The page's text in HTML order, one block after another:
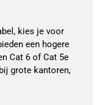
kies je voor
een hogere
Cat 6 of Cat 5e
grote kantoren,